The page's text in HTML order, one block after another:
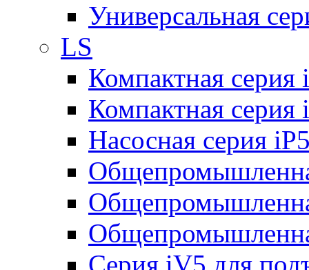
Универсальная
LS
Компактная серия
Компактная серия
Насосная серия
Серия iV5 для